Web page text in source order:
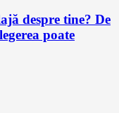
despre tine? De
poate